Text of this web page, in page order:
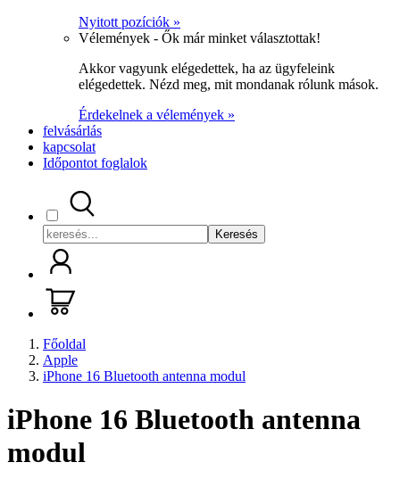
Nyitott pozíciók »
Vélemények - Ők már minket választottak!
Akkor vagyunk elégedettek, ha az ügyfeleink
elégedettek. Nézd meg, mit mondanak rólunk mások.
Érdekelnek a vélemények »
felvásárlás
kapcsolat
Időpontot foglalok
Keresés
Főoldal
Apple
iPhone 16 Bluetooth antenna modul
iPhone 16 Bluetooth antenna
modul